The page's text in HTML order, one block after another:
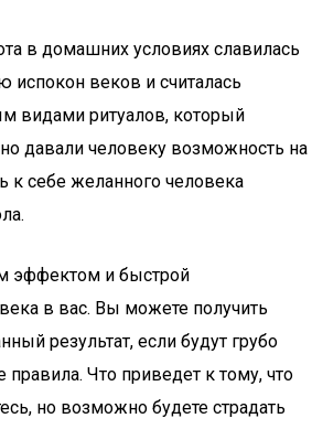
в домашних условиях славилась
испокон веков и считалась
видами ритуалов, который
давали человеку возможность на
к себе желанного человека
эффектом и быстрой
в вас. Вы можете получить
результат, если будут грубо
Что приведет к тому, что
но возможно будете страдать